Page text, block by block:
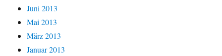
Juni 2013
Mai 2013
März 2013
Januar 2013